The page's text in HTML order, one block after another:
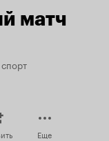
матч
Еще